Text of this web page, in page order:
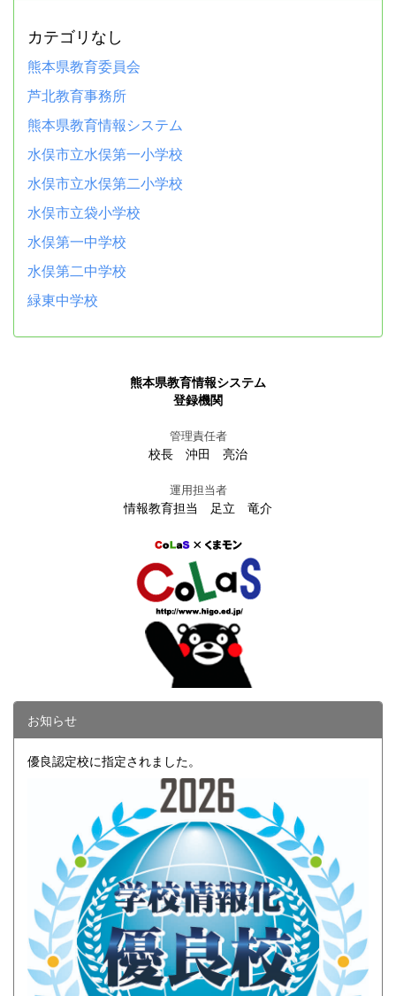
カテゴリなし
熊本県教育委員会
芦北教育事務所
熊本県教育情報システム
水俣市立水俣第一小学校
水俣市立水俣第二小学校
水俣市立袋小学校
水俣第一中学校
水俣第二中学校
緑東中学校
熊本県教育情報システム
登録機関
管理責任者
校長 沖田 亮治
運用担当者
情報教育担当 足立 竜介
お知らせ
優良認定校に指定されました。